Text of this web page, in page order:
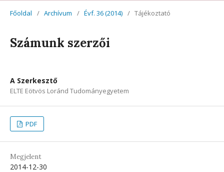
Főoldal / Archívum / Évf. 36 (2014) / Tájékoztató
Számunk szerzői
A Szerkesztő
ELTE Eötvös Loránd Tudományegyetem
PDF
Megjelent
2014-12-30